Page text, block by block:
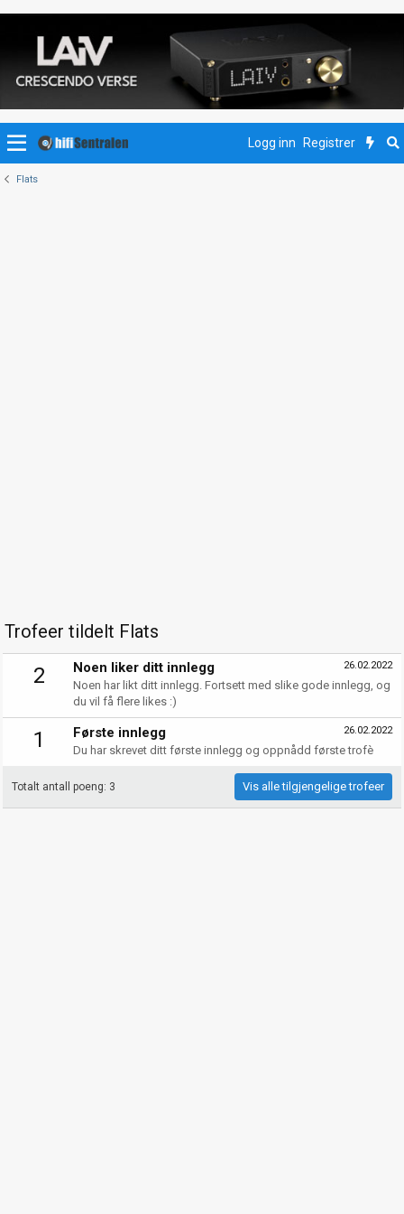
Logg inn Registrer
Flats
Trofeer tildelt Flats
2 26.02.2022
Noen liker ditt innlegg
Noen har likt ditt innlegg. Fortsett med slike gode innlegg, og
du vil få flere likes :)
1 26.02.2022
Første innlegg
Du har skrevet ditt første innlegg og oppnådd første trofè
Totalt antall poeng: 3 Vis alle tilgjengelige trofeer